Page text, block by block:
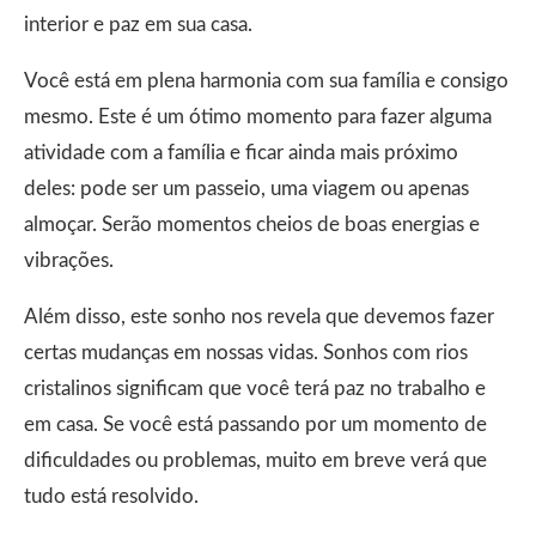
interior e paz em sua casa.
Você está em plena harmonia com sua família e consigo
mesmo. Este é um ótimo momento para fazer alguma
atividade com a família e ficar ainda mais próximo
deles: pode ser um passeio, uma viagem ou apenas
almoçar. Serão momentos cheios de boas energias e
vibrações.
Além disso, este sonho nos revela que devemos fazer
certas mudanças em nossas vidas. Sonhos com rios
cristalinos significam que você terá paz no trabalho e
em casa. Se você está passando por um momento de
dificuldades ou problemas, muito em breve verá que
tudo está resolvido.